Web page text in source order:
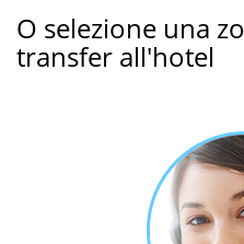
O selezione una
transfer all'hotel